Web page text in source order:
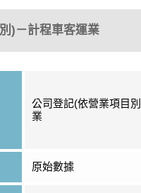
)－計程車客運業
公司登記(依營業項目
業
原始數據